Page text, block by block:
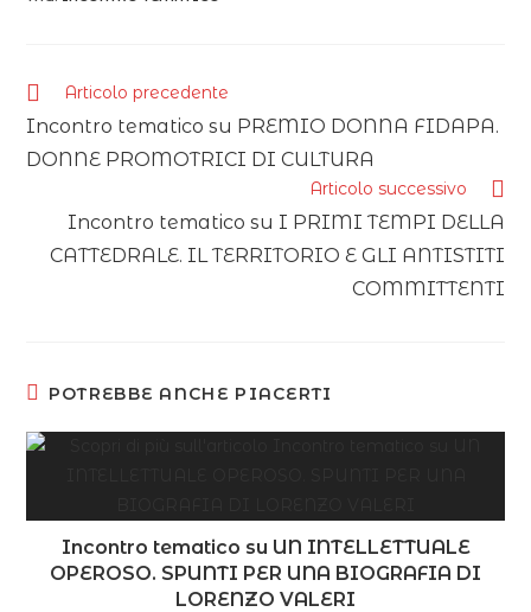
Articolo precedente
Incontro tematico su PREMIO DONNA FIDAPA.
DONNE PROMOTRICI DI CULTURA
Articolo successivo
Incontro tematico su I PRIMI TEMPI DELLA
CATTEDRALE. IL TERRITORIO E GLI ANTISTITI
COMMITTENTI
POTREBBE ANCHE PIACERTI
Incontro tematico su UN INTELLETTUALE
OPEROSO. SPUNTI PER UNA BIOGRAFIA DI
LORENZO VALERI